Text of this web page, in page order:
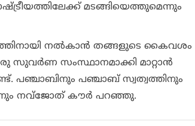
മടങ്ങിയെത്തുമെന്നും
നല്‍കാന്‍ തങ്ങളുടെ കൈവശം
സുവര്‍ണ സംസ്ഥാനമാക്കി മാറ്റാന്‍
പഞ്ചാബിനും പഞ്ചാബ് സ്വത്വത്തിനും
നവ്‌ജോത് കൗര്‍ പറഞ്ഞു.